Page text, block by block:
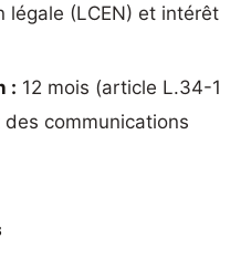
légale (LCEN) et intérêt
: 12 mois (article L.34-1
communications